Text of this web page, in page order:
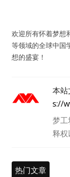
欢迎所有怀着梦想
等领域的全球中国
想的盛宴！
本站
s://
梦
释权
热门文章